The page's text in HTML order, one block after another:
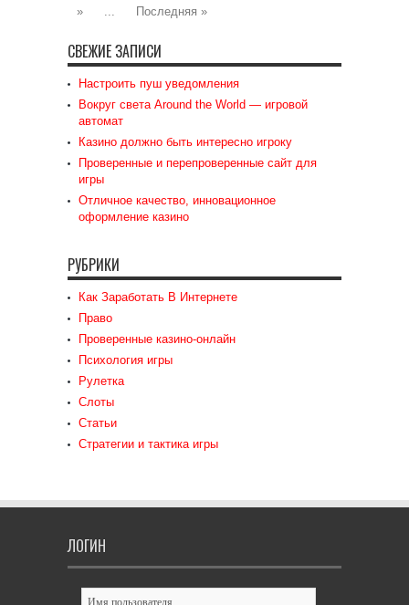
»
... Последняя »
СВЕЖИЕ ЗАПИСИ
Настроить пуш уведомления
Вокруг света Around the World — игровой
автомат
Казино должно быть интересно игроку
Проверенные и перепроверенные сайт для
игры
Отличное качество, инновационное
оформление казино
РУБРИКИ
Как Заработать В Интернете
Право
Проверенные казино-онлайн
Психология игры
Рулетка
Слоты
Статьи
Стратегии и тактика игры
ЛОГИН